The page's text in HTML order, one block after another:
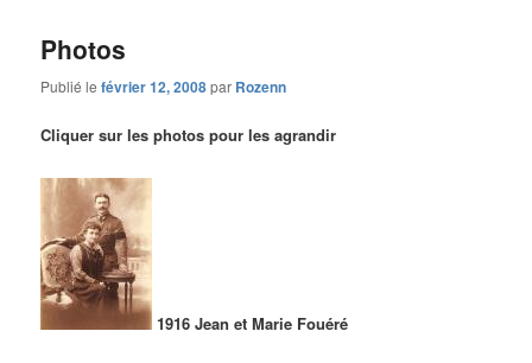
Photos
Publié lefévrier 12, 2008par Rozenn
Cliquer sur les photos pour les agrandir
1916 Jean et Marie Fouéré